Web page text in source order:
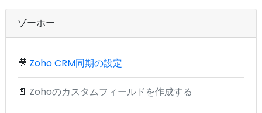
ゾーホー
🎥 Zoho CRM同期の設定
📄 Zohoのカスタムフィールドを作成する